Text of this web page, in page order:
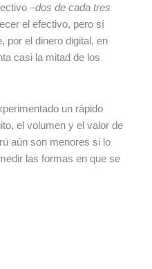
–dos de cada tres
el efectivo, pero sí
por el dinero digital, en
casi la mitad de los
un rápido
el volumen y el valor de
aún son menores si lo
las formas en que se